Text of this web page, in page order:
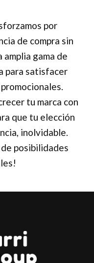
por
de compra sin
gama de
para satisfacer
tu marca con
que tu elección
inolvidable.
de posibilidades